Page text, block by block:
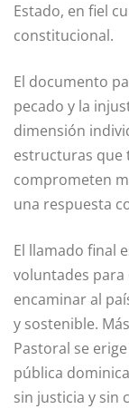
Estado, en fiel
constitucional.
El documento
pecado y la
dimensión
estructuras que
comprometen
una respuesta
El llamado final
voluntades para
encaminar al
y sostenible.
Pastoral se
pública
sin justicia y sin